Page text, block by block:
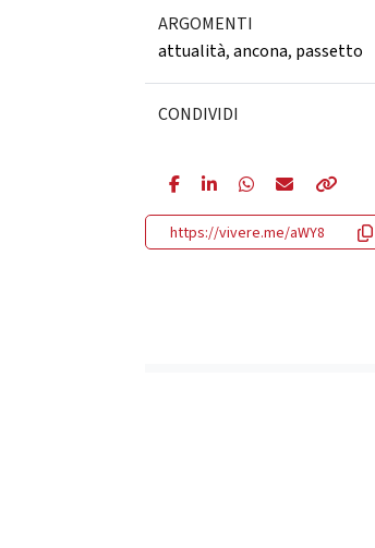
ARGOMENTI
attualità,ancona, passetto
CONDIVIDI
https://vivere.me/aWY8